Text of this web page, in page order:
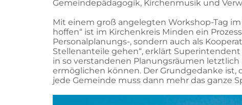
Gemeindepädagogik, Kirchenmusik und
Mit einem groß angelegten Workshop-Tag
hoffen“ ist im Kirchenkreis Minden ein
Personalplanungs-, sondern auch als
Stellenanteile gehen“, erklärt Superintendent
in so verstandenen Planungsräumen
ermöglichen können. Der Grundgedanke
jede Gemeinde muss dann mehr das ganze